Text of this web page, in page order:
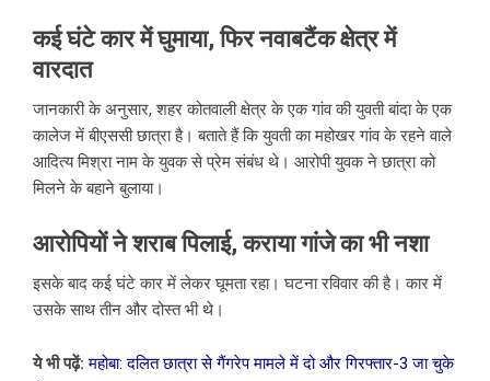
कई घंटे कार में घुमाया, फिर नवाबटैंक क्षेत्र में
वारदात
जानकारी के अनुसार, शहर कोतवाली क्षेत्र के एक गांव की युवती बांदा के एक
कालेज में बीएससी छात्रा है। बताते हैं कि युवती का महोखर गांव के रहने वाले
आदित्य मिश्रा नाम के युवक से प्रेम संबंध थे। आरोपी युवक ने छात्रा को
मिलने के बहाने बुलाया।
आरोपियों ने शराब पिलाई, कराया गांजे का भी नशा
इसके बाद कई घंटे कार में लेकर घूमता रहा। घटना रविवार की है। कार में
उसके साथ तीन और दोस्त भी थे।
ये भी पढ़ें:महोबा: दलित छात्रा से गैंगरेप मामले में दो और गिरफ्तार-3 जा चुके